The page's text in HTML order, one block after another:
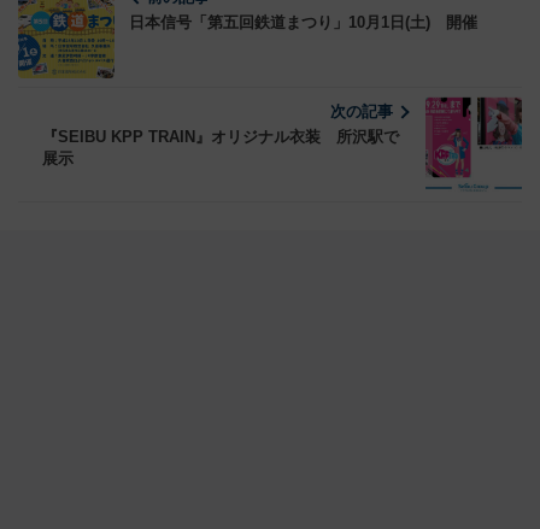
日本信号「第五回鉄道まつり」10月1日(土) 開催
次の記事
『SEIBU KPP TRAIN』オリジナル衣装 所沢駅で
展示